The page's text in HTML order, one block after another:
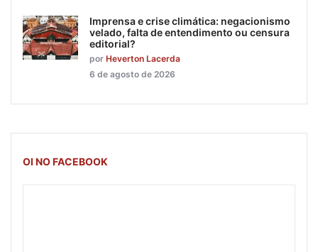
Imprensa e crise climática: negacionismo
velado, falta de entendimento ou censura
editorial?
por Heverton Lacerda
6 de agosto de 2026
OI NO FACEBOOK